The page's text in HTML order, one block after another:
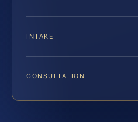
INTAKE
CONSULTATION